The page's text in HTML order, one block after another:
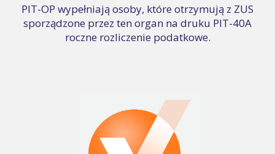
PIT-OP wypełniają osoby, które otrzymują z ZUS
sporządzone przez ten organ na druku PIT-40A
roczne rozliczenie podatkowe.